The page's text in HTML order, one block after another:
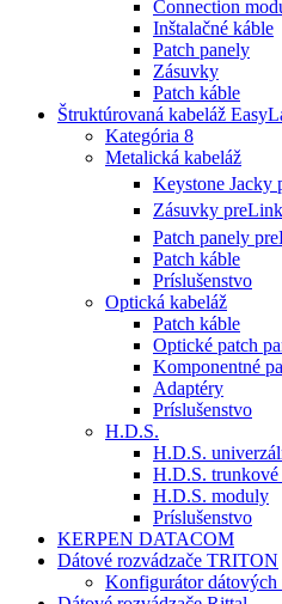
Connection
Inštalačné káble
Patch panely
Zásuvky
Patch káble
Štruktúrovaná kabeláž
Kategória 8
Metalická kabeláž
Keystone Jacky
Zásuvky preLink
Patch panely
Patch káble
Príslušenstvo
Optická kabeláž
Patch káble
Optické patch
Komponentné
Adaptéry
Príslušenstvo
H.D.S.
H.D.S.
H.D.S. trunkové
H.D.S. moduly
Príslušenstvo
KERPEN DATACOM
Dátové rozvádzače TRITON
Konfigurátor